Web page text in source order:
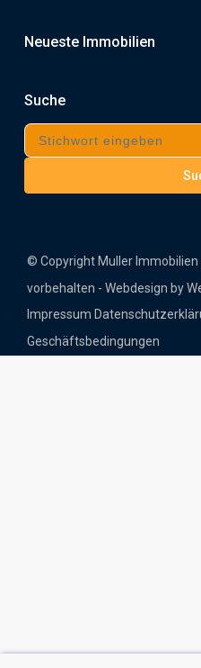
Neueste Immobilien
Suche
© Copyright Muller Immobilien
vorbehalten - Webdesign by
Impressum
Geschäftsbedingungen